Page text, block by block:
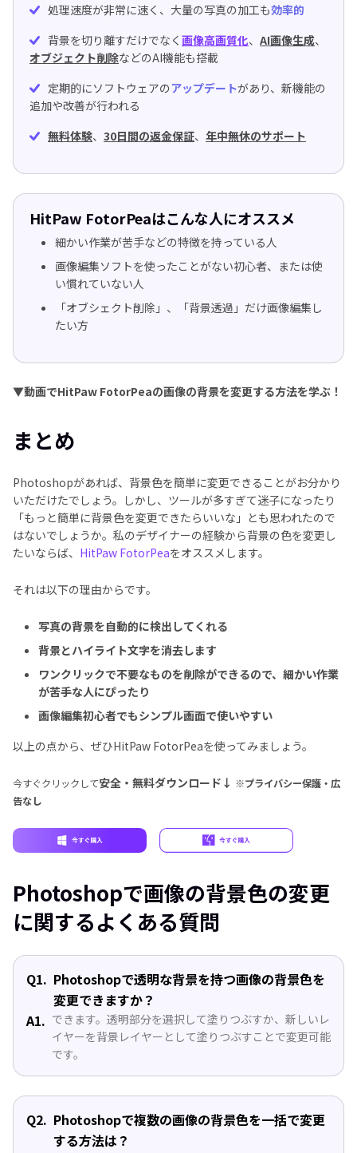
処理速度が非常に速く、大量の写真の加工も効率的
背景を切り離すだけでなく 画像高画質化、 AI画像生成、
オブジェクト削除などのAI機能も搭載
定期的にソフトウェアの アップデートがあり、新機能の
追加や改善が行われる
無料体験、 30日間の返金保証、 年中無休のサポート
HitPaw FotorPeaはこんな人にオススメ
細かい作業が苦手などの特徴を持っている人
画像編集ソフトを使ったことがない初心者、または使
い慣れていない人
「オブシェクト削除」、「背景透過」だけ画像編集し
たい方
▼動画でHitPaw FotorPeaの画像の背景を変更する方法を学ぶ！
まとめ
Photoshopがあれば、背景色を簡単に変更できることがお分かり
いただけたでしょう。しかし、ツールが多すぎて迷子になったり
「もっと簡単に背景色を変更できたらいいな」とも思われたので
はないでしょうか。私のデザイナーの経験から背景の色を変更し
たいならば、 HitPaw FotorPeaをオススメします。
それは以下の理由からです。
写真の背景を自動的に検出してくれる
背景とハイライト文字を消去します
ワンクリックで不要なものを削除ができるので、細かい作業
が苦手な人にぴったり
画像編集初心者でもシンプル画面で使いやすい
以上の点から、ぜひHitPaw FotorPeaを使ってみましょう。
今すぐクリックして安全・無料ダウンロード↓ ※プライバシー保護・広
告なし
Photoshopで画像の背景色の変更
に関するよくある質問
Q1. Photoshopで透明な背景を持つ画像の背景色を
変更できますか？
A1. できます。透明部分を選択して塗りつぶすか、新しいレ
イヤーを背景レイヤーとして塗りつぶすことで変更可能
です。
Q2. Photoshopで複数の画像の背景色を一括で変更
する方法は？